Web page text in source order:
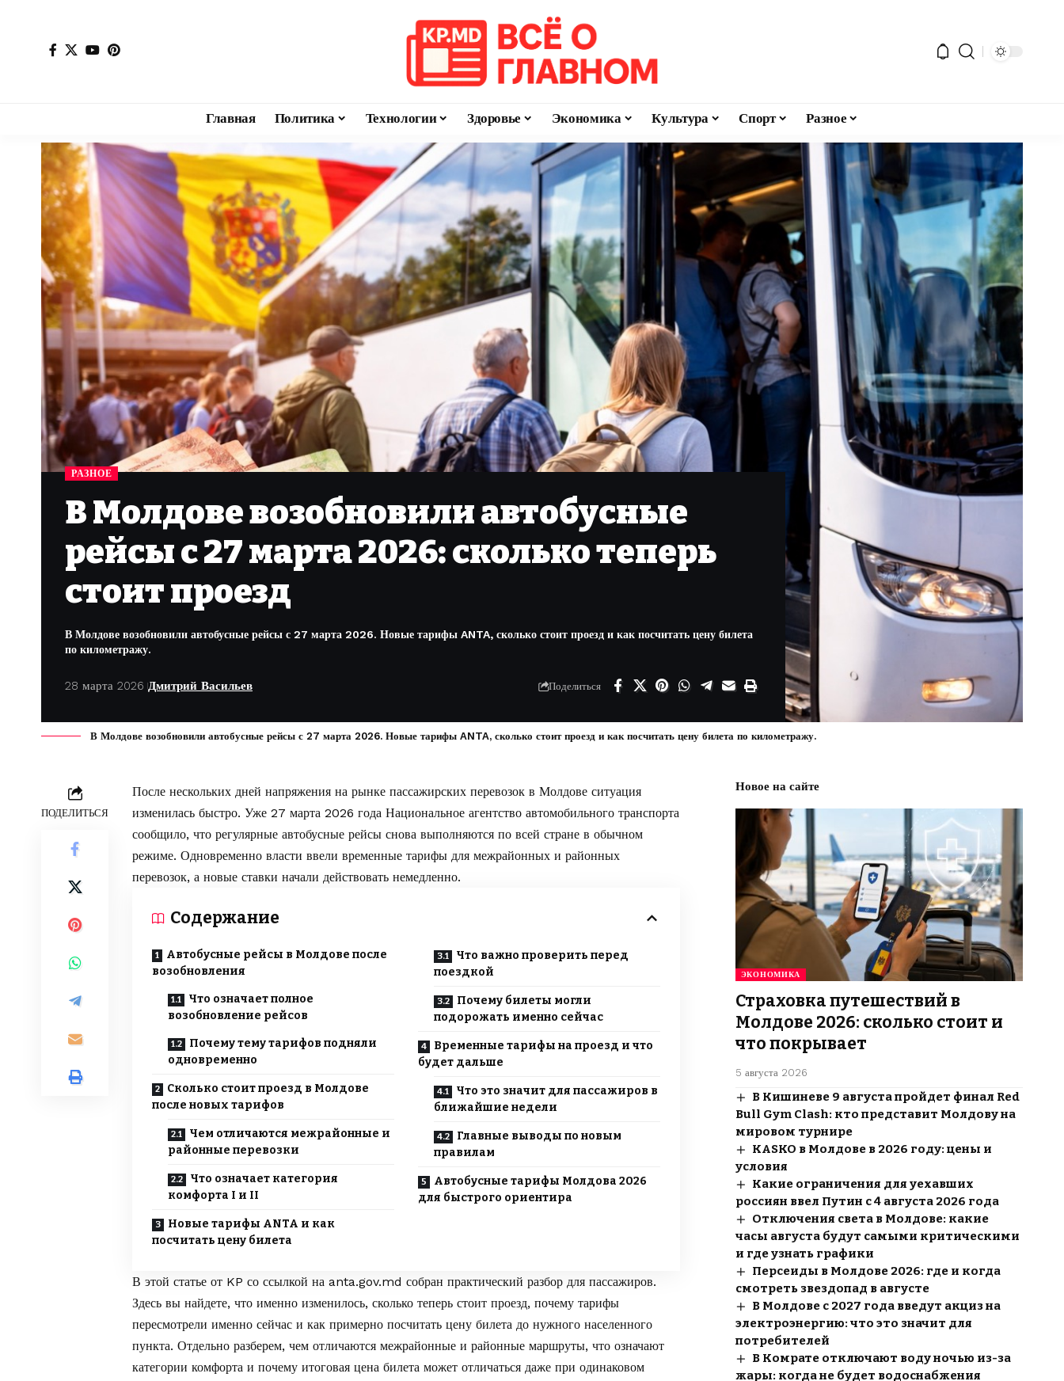
Главная Политика Технологии Здоровье Экономика Культура Спорт Разное
РАЗНОЕ
В Молдове возобновили автобусные
рейсы с 27 марта 2026: сколько теперь
стоит проезд
В Молдове возобновили автобусные рейсы с 27 марта 2026. Новые тарифы ANTA, сколько стоит проезд и как посчитать цену билета
по километражу.
28 марта 2026 Дмитрий Васильев Поделиться
В Молдове возобновили автобусные рейсы с 27 марта 2026. Новые тарифы ANTA, сколько стоит проезд и как посчитать цену билета по километражу.
ПОДЕЛИТЬСЯ
После нескольких дней напряжения на рынке пассажирских перевозок в Молдове ситуация
изменилась быстро. Уже 27 марта 2026 года Национальное агентство автомобильного транспорта
сообщило, что регулярные автобусные рейсы снова выполняются по всей стране в обычном
режиме. Одновременно власти ввели временные тарифы для межрайонных и районных
перевозок, а новые ставки начали действовать немедленно.
Содержание
Автобусные рейсы в Молдове после
возобновления
Что означает полное
возобновление рейсов
Почему тему тарифов подняли
одновременно
Сколько стоит проезд в Молдове
после новых тарифов
Чем отличаются межрайонные и
районные перевозки
Что означает категория
комфорта I и II
Новые тарифы ANTA и как
посчитать цену билета
Что важно проверить перед
поездкой
Почему билеты могли
подорожать именно сейчас
Временные тарифы на проезд и что
будет дальше
Что это значит для пассажиров в
ближайшие недели
Главные выводы по новым
правилам
Автобусные тарифы Молдова 2026
для быстрого ориентира
В этой статье от KP со ссылкой на anta.gov.md собран практический разбор для пассажиров.
Здесь вы найдете, что именно изменилось, сколько теперь стоит проезд, почему тарифы
пересмотрели именно сейчас и как примерно посчитать цену билета до нужного населенного
пункта. Отдельно разберем, чем отличаются межрайонные и районные маршруты, что означают
категории комфорта и почему итоговая цена билета может отличаться даже при одинаковом
Новое на сайте
ЭКОНОМИКА
Страховка путешествий в
Молдове 2026: сколько стоит и
что покрывает
5 августа 2026
В Кишиневе 9 августа пройдет финал Red
Bull Gym Clash: кто представит Молдову на
мировом турнире
KASKO в Молдове в 2026 году: цены и
условия
Какие ограничения для уехавших
россиян ввел Путин с 4 августа 2026 года
Отключения света в Молдове: какие
часы августа будут самыми критическими
и где узнать графики
Персеиды в Молдове 2026: где и когда
смотреть звездопад в августе
В Молдове с 2027 года введут акциз на
электроэнергию: что это значит для
потребителей
В Комрате отключают воду ночью из-за
жары: когда не будет водоснабжения